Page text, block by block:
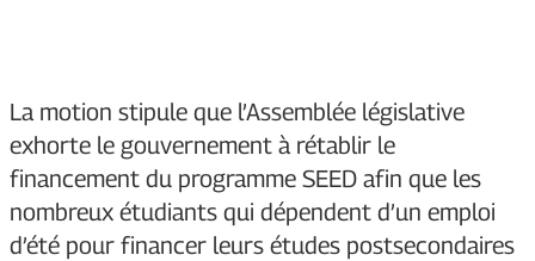
La motion stipule que l’Assemblée législative
exhorte le gouvernement à rétablir le
financement du programme SEED afin que les
nombreux étudiants qui dépendent d’un emploi
d’été pour financer leurs études postsecondaires